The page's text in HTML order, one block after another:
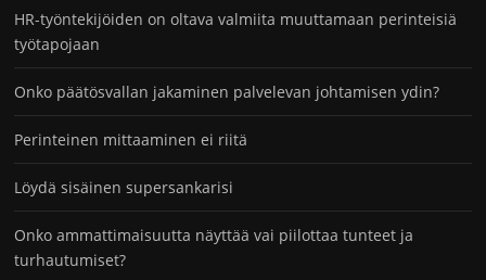
HR-työntekijöiden on oltava valmiita muuttamaan perinteisiä
työtapojaan
Onko päätösvallan jakaminen palvelevan johtamisen ydin?
Perinteinen mittaaminen ei riitä
Löydä sisäinen supersankarisi
Onko ammattimaisuutta näyttää vai piilottaa tunteet ja
turhautumiset?